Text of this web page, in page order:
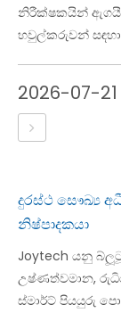
නිරීක්ෂකයින්
හවුල්කරුවන් සඳහා
2026-07-21
දුරස්ථ සෞඛ්‍ය
නිෂ්පාදකයා
Joytech යනු
උෂ්ණත්වමාන,
ස්මාර්ට් පියයුරු